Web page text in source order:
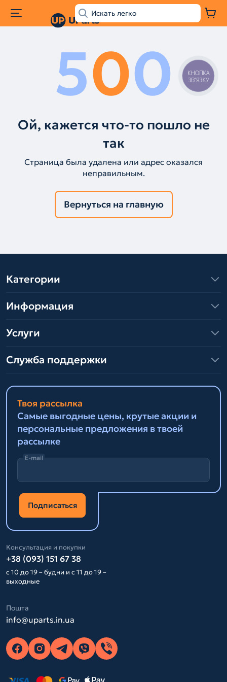
500
Ой, кажется что-то пошло не
так
Страница была удалена или адрес оказался
неправильным.
Вернуться на главную
Категории
Информация
Услуги
Служба поддержки
Твоя рассылка
Самые выгодные цены, крутые акции и
персональные предложения в твоей
рассылке
E-mail
Подписаться
Консультация и покупки
+38 (093) 151 67 38
с 10 до 19 – будни и с 11 до 19 –
выходные
Пошта
info@uparts.in.ua
КНОПКА
ЗВ'ЯЗКУ